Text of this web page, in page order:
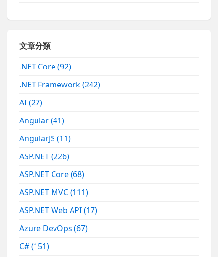
文章分類
.NET Core(92)
.NET Framework(242)
AI(27)
Angular(41)
AngularJS(11)
ASP.NET(226)
ASP.NET Core(68)
ASP.NET MVC(111)
ASP.NET Web API(17)
Azure DevOps(67)
C#(151)